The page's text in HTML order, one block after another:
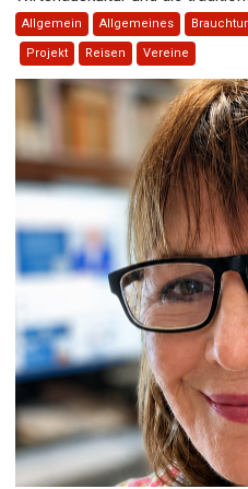
Allgemein Allgemeines
Projekt Reisen Vereine